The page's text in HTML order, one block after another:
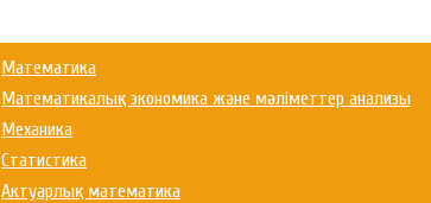
Математика
Математикалық экономика және мәліметтер анализы
Механика
Статистика
Актуарлық математика